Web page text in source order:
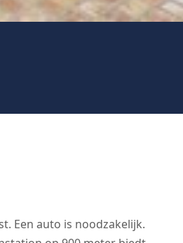
Een auto is noodzakelijk.